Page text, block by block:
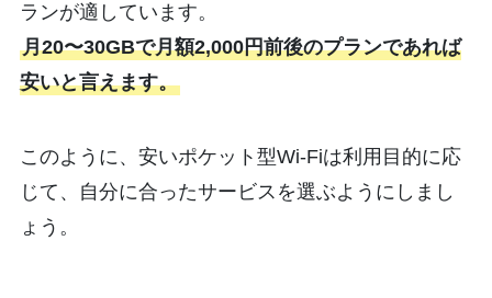
ランが適しています。
月20〜30GBで月額2,000円前後のプランであれば
安いと言えます。
このように、安いポケット型Wi-Fiは利用目的に応
じて、自分に合ったサービスを選ぶようにしまし
ょう。